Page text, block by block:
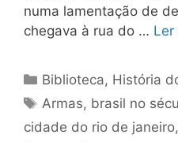
numa lamentação de
chegava à rua do … Ler
Categorias
Biblioteca, História
Tags
Armas, brasil no
cidade do rio de janeiro,